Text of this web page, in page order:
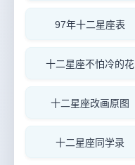
97年十二星座表
十二星座不怕冷的花
十二星座改画原图
十二星座同学录